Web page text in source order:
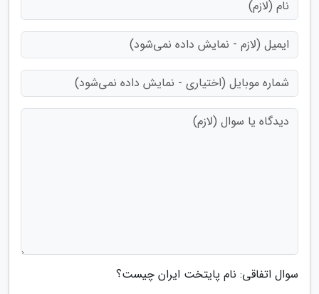
سوال اتفاقی: نام پایتخت ایران چیست؟